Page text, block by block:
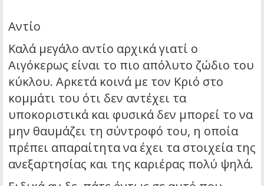
Αντίο
Καλά μεγάλο αντίο αρχικά γιατί ο
Αιγόκερως είναι το πιο απόλυτο ζώδιο του
κύκλου. Αρκετά κοινά με τον Κριό στο
κομμάτι του ότι δεν αντέχει τα
υποκοριστικά και φυσικά δεν μπορεί το να
μην θαυμάζει τη σύντροφό του, η οποία
πρέπει απαραίτητα να έχει τα στοιχεία της
ανεξαρτησίας και της καριέρας πολύ ψηλά.